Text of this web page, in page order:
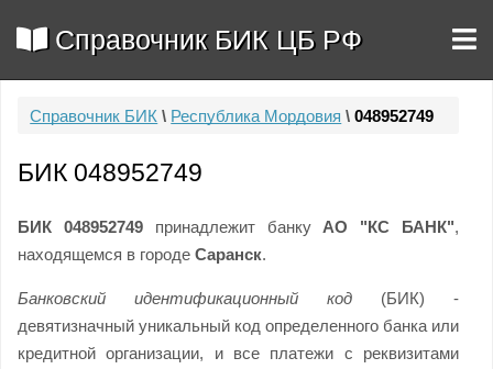
Справочник БИК ЦБ РФ
Справочник БИК \ Республика Мордовия \ 048952749
БИК 048952749
БИК 048952749принадлежит банку АО "КС БАНК",
находящемся в городе Саранск.
Банковский идентификационный код (БИК) -
девятизначный уникальный код определенного банка или
кредитной организации, и все платежи с реквизитами